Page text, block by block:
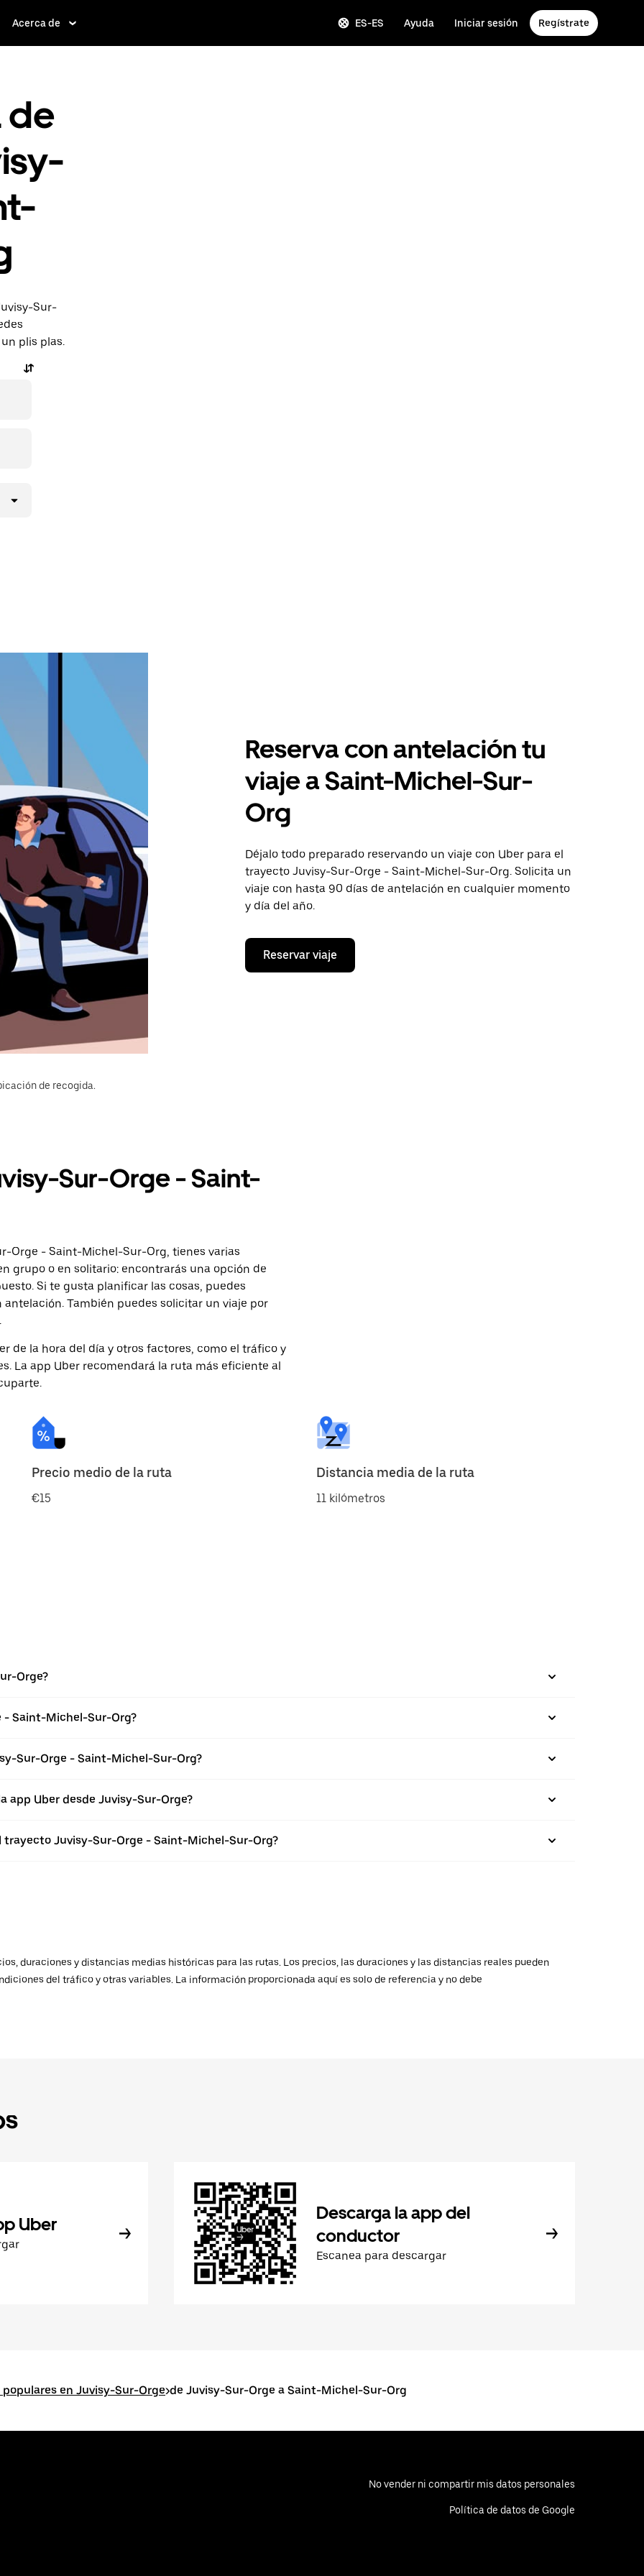
Acerca de ES-ES Ayuda Iniciar sesión Regístrate
de
Sur-
plis plas.
Reserva con antelación tu
viaje a Saint-Michel-Sur-
Org
Déjalo todo preparado reservando un viaje con Uber para el
trayecto Juvisy-Sur-Orge - Saint-Michel-Sur-Org. Solicita un
viaje con hasta 90 días de antelación en cualquier momento
y día del año.
Reservar viaje
de recogida.
Sur-Orge - Saint-
Orge - Saint-Michel-Sur-Org, tienes varias
grupo o en solitario: encontrarás una opción de
Si te gusta planificar las cosas, puedes
También puedes solicitar un viaje por
de la hora del día y otros factores, como el tráfico y
La app Uber recomendará la ruta más eficiente al
Precio medio de la ruta
€15
Distancia media de la ruta
11 kilómetros
Orge?
- Saint-Michel-Sur-Org?
Sur-Orge - Saint-Michel-Sur-Org?
app Uber desde Juvisy-Sur-Orge?
trayecto Juvisy-Sur-Orge - Saint-Michel-Sur-Org?
duraciones y distancias medias históricas para las rutas. Los precios, las duraciones y las distancias reales pueden
del tráfico y otras variables. La información proporcionada aquí es solo de referencia y no debe
Uber
Descarga la app del
conductor
Escanea para descargar
populares en Juvisy-Sur-Orge>de Juvisy-Sur-Orge a Saint-Michel-Sur-Org
No vender ni compartir mis datos personales
Política de datos de Google